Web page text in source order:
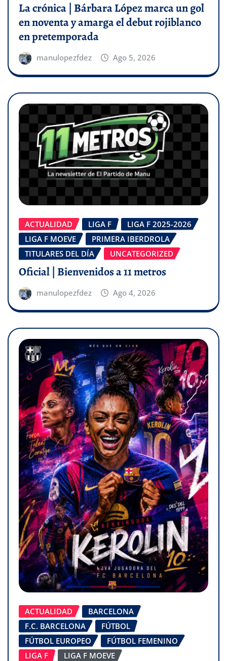
La crónica | Bárbara López marca un gol
en noventa y amarga el debut rojiblanco
en pretemporada
manulopezfdez Ago 5, 2026
ACTUALIDAD LIGA F
LIGA F 2025-2026
LIGA F MOEVE
PRIMERA IBERDROLA
TITULARES DEL DÍA
UNCATEGORIZED
Oficial | Bienvenidos a 11 metros
manulopezfdez Ago 4, 2026
ACTUALIDAD
BARCELONA
F.C. BARCELONA
FÚTBOL
FÚTBOL EUROPEO
FÚTBOL FEMENINO
LIGA F
LIGA F MOEVE